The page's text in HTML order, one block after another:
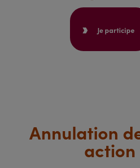
Je participe
Annulation
action